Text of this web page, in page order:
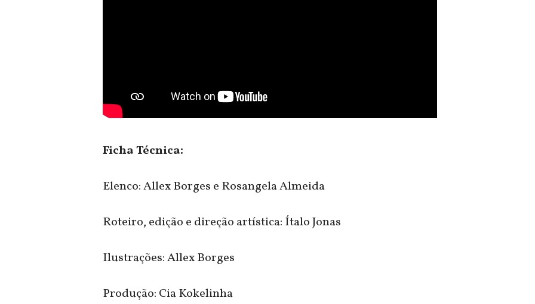
Ficha Técnica:
Elenco: Allex Borges e Rosangela Almeida
Roteiro, edição e direção artística: Ítalo Jonas
Ilustrações: Allex Borges
Produção: Cia Kokelinha